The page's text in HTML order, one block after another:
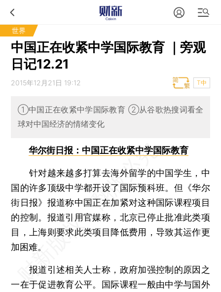
世界
中国正在收紧中学国际教育 ｜旁观
日记12.21
2015年12月21日 19:12 T中
①中国正在收紧中学国际教育 ②从谷歌热搜词看全
球对中国经济的情绪变化
华尔街日报：中国正在收紧中学国际教育
针对越来越多打算去海外留学的中国学生，中
国的许多顶级中学都开设了国际预科班。但《华尔
街日报》报道称中国正在加紧对这种国际课程项目
的控制。报道引用官媒称，北京已停止批准此类项
目，上海则要求此类项目降低费用，导致其运作更
加困难。
报道引述相关人士称，政府加强控制的原因之
一在于促进教育公平。国际课程一般由中学与国外